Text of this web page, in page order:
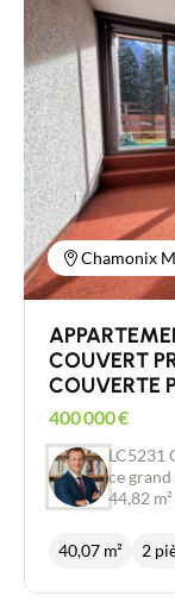
de
Grande
bien
bien
des
sur les
Chamonix
COUVERT
COUVERTE
400 000€
LC5231
ce
44,82
d’une
9,24 m².
40,07 m² 2